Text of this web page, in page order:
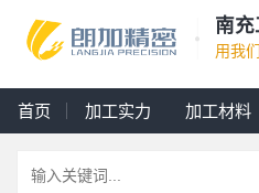
南
用我
首页 加工实力 加工材料